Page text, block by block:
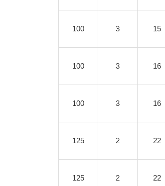
100 3 15
100 3 16
100 3 16
125 2 22
125 2 22